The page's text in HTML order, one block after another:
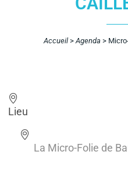
Accueil > Agenda >
Lieu
La Micro-Folie de